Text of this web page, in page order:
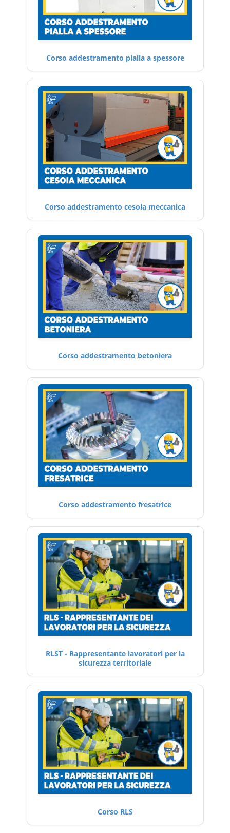
Corso addestramento pialla a spessore
Corso addestramento cesoia meccanica
Corso addestramento betoniera
Corso addestramento fresatrice
RLST - Rappresentante lavoratori per la
sicurezza territoriale
Corso RLS